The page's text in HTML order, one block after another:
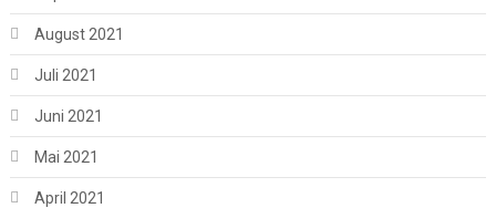
August 2021
Juli 2021
Juni 2021
Mai 2021
April 2021